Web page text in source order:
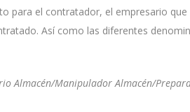
para el contratador, el empresario que
Así como las diferentes
Almacén/Manipulador Almacén/